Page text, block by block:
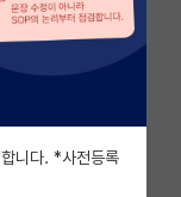
니다. *사전등록